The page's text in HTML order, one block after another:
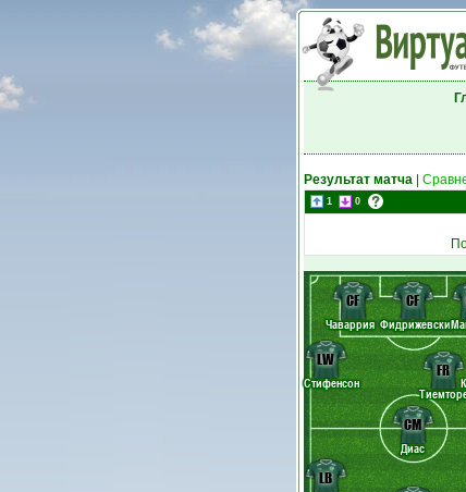
Результат матча
1 0
Стифенсон
Диас
Чаваррия Фидрижевски
LB
LW
FR
CM
CF CF